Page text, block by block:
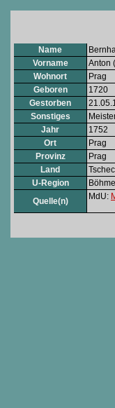
Name
Vorname
Anton
Wohnort
Prag
Geboren
1720
Gestorben
Sonstiges
Jahr
1752
Ort
Prag
Provinz
Prag
Land
U-Region
Quelle(n)
MdU: